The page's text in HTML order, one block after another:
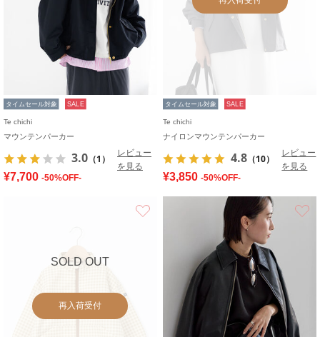
タイムセール対象 SALE
Te chichi
マウンテンパーカー
3.0 （1）
レビュー
を見る
¥7,700 -50%OFF-
タイムセール対象 SALE
Te chichi
ナイロンマウンテンパーカー
4.8 （10）
レビュー
を見る
¥3,850 -50%OFF-
SOLD OUT
再入荷受付